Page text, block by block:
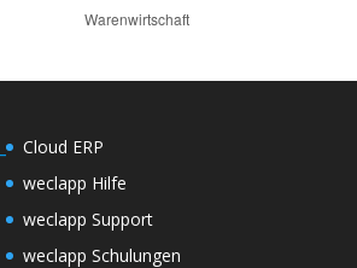
Warenwirtschaft
Cloud ERP
weclapp Hilfe
weclapp Support
weclapp Schulungen